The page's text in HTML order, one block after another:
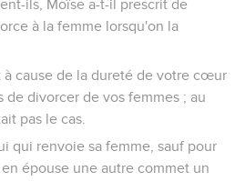
ils, Moïse a-t-il prescrit de
à la femme lorsqu'on la
à cause de la dureté de votre cœur
de divorcer de vos femmes ; au
pas le cas.
qui renvoie sa femme, sauf pour
épouse une autre commet un